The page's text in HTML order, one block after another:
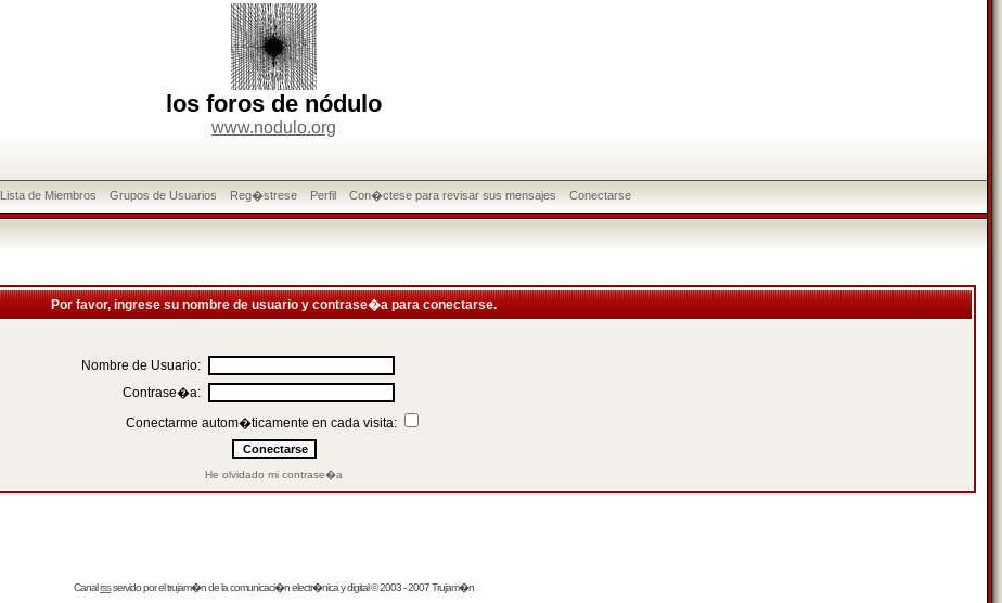
los foros de nódulo
www.nodulo.org
Lista de Miembros Grupos de Usuarios Reg�strese Perfil Con�ctese para revisar sus mensajes Conectarse
Por favor, ingrese su nombre de usuario y contrase�a para conectarse.
Nombre de Usuario:
Contrase�a:
Conectarme autom�ticamente en cada visita:
He olvidado mi contrase�a
Canalrssservido por eltrujam�nde la comunicaci�n electr�nica y digital © 2003 - 2007 Trujam�n